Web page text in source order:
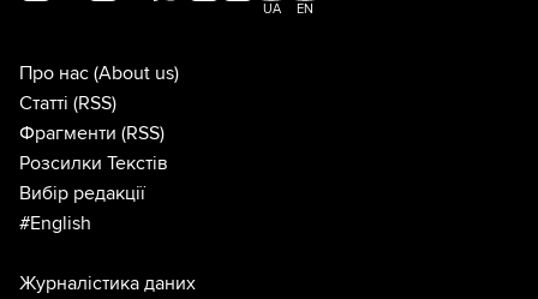
UA EN
Про нас (About us)
Статті (RSS)
Фрагменти (RSS)
Розсилки Текстів
Вибір редакції
#English
Журналістика даних